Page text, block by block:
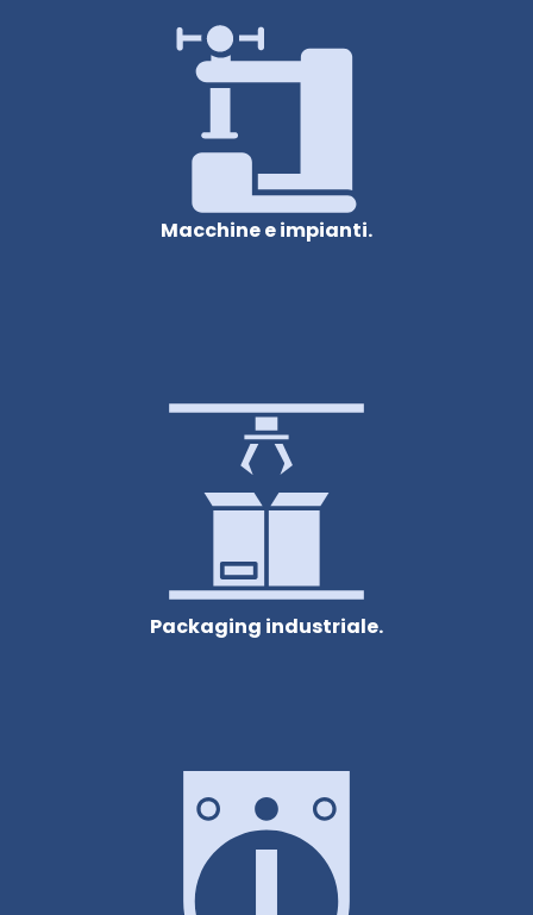
Macchine e impianti.
Packaging industriale.